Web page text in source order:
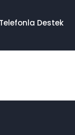
Telefonla Destek